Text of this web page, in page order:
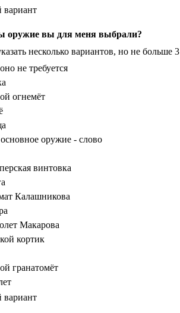
вариант
оружие вы для меня выбрали?
несколько вариантов, но не больше 3
не требуется
огнемёт
оружие - слово
винтовка
Калашникова
Макарова
кортик
гранатомёт
вариант